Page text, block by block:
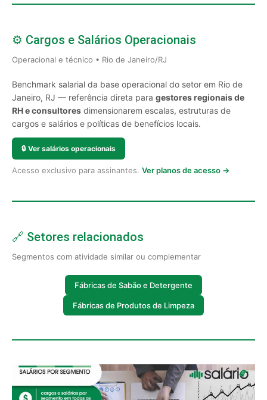
⚙️ Cargos e Salários Operacionais
Operacional e técnico • Rio de Janeiro/RJ
Benchmark salarial da base operacional do setor em Rio de
Janeiro, RJ — referência direta para gestores regionais de
RH e consultores dimensionarem escalas, estruturas de
cargos e salários e políticas de benefícios locais.
🔒 Ver salários operacionais
Acesso exclusivo para assinantes. Ver planos de acesso →
🔗 Setores relacionados
Segmentos com atividade similar ou complementar
Fábricas de Sabão e Detergente
Fábricas de Produtos de Limpeza